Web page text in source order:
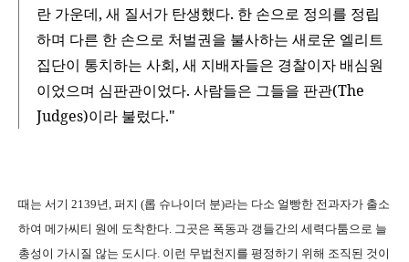
란 가운데, 새 질서가 탄생했다. 한 손으로 정의를 정립
하며 다른 한 손으로 처벌권을 불사하는 새로운 엘리트
집단이 통치하는 사회, 새 지배자들은 경찰이자 배심원
이었으며 심판관이었다. 사람들은 그들을 판관(The
Judges)이라 불렀다."
때는 서기 2139년, 퍼지 (롭 슈나이더 분)라는 다소 얼빵한 전과자가 출소
하여 메가씨티 원에 도착한다. 그곳은 폭동과 갱들간의 세력다툼으로 늘
총성이 가시질 않는 도시다. 이런 무법천지를 평정하기 위해 조직된 것이